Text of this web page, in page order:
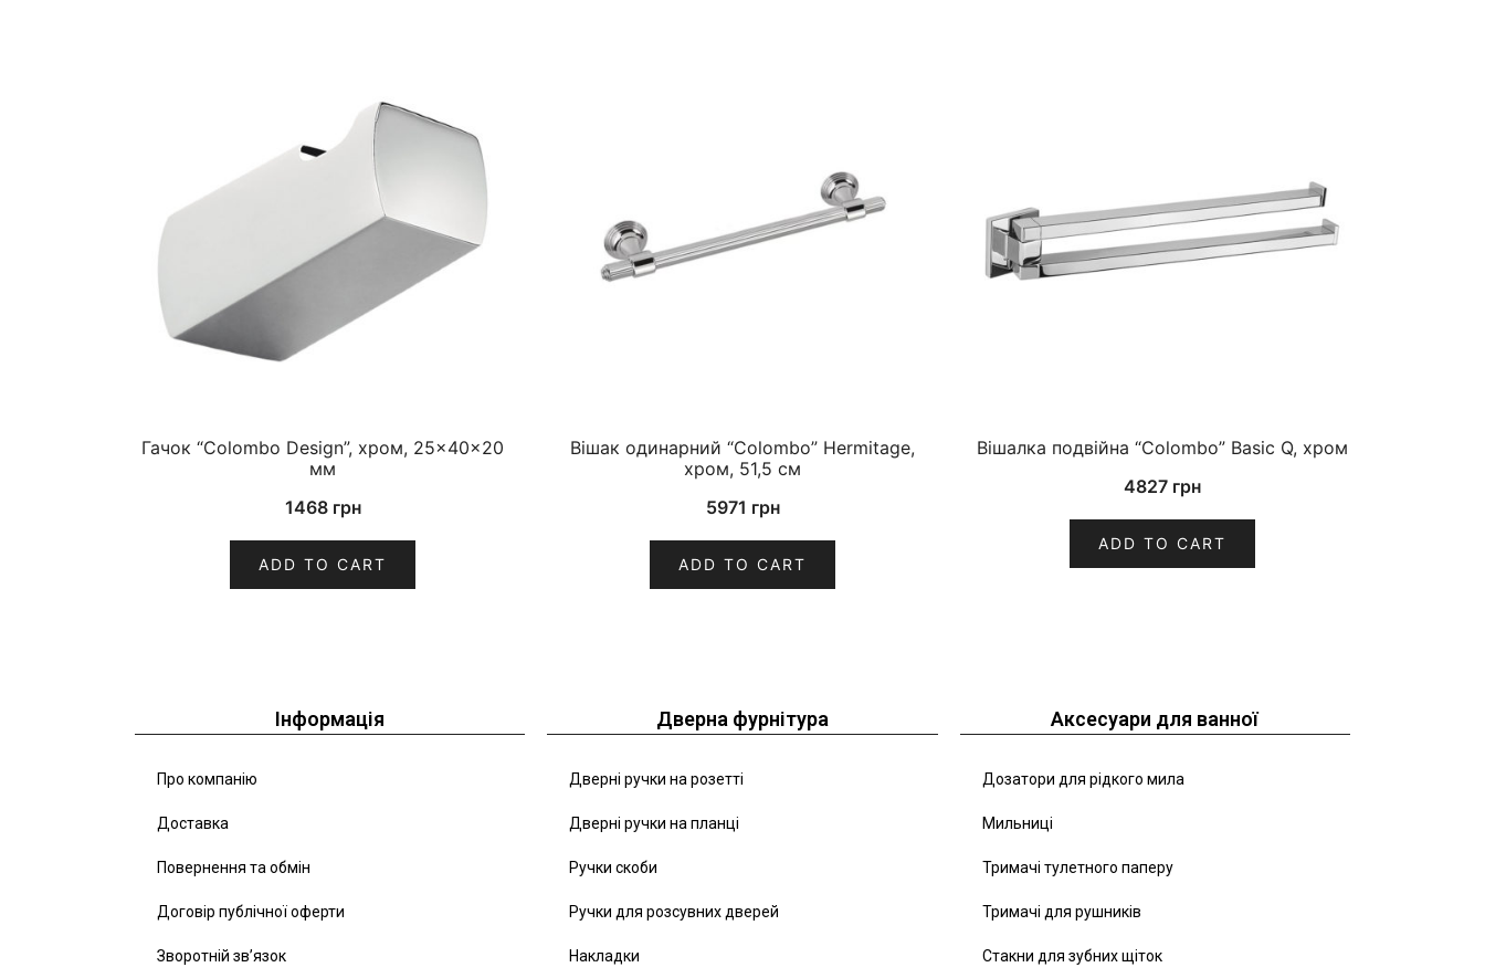
Гачок “Colombo Design”, хром, 25×40×20
мм
1468 грн
ADD TO CART
Вішак одинарний “Colombo” Hermitage,
хром, 51,5 см
5971 грн
ADD TO CART
Вішалка подвійна “Colombo” Basic Q, хром
4827 грн
ADD TO CART
Інформація
Про компанію
Доставка
Повернення та обмін
Договір публічної оферти
Зворотній зв’язок
Дверна фурнітура
Дверні ручки на розетті
Дверні ручки на планці
Ручки скоби
Ручки для розсувних дверей
Накладки
Аксесуари для ванної
Дозатори для рідкого мила
Мильниці
Тримачі тулетного паперу
Тримачі для рушників
Стакни для зубних щіток